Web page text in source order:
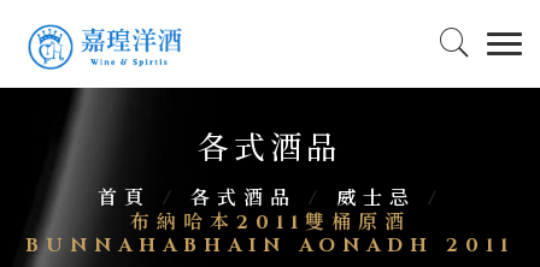
各式酒品
首頁 / 各式酒品 / 威士忌
/
布納哈本2011雙桶原酒
BUNNAHABHAIN AONADH 2011